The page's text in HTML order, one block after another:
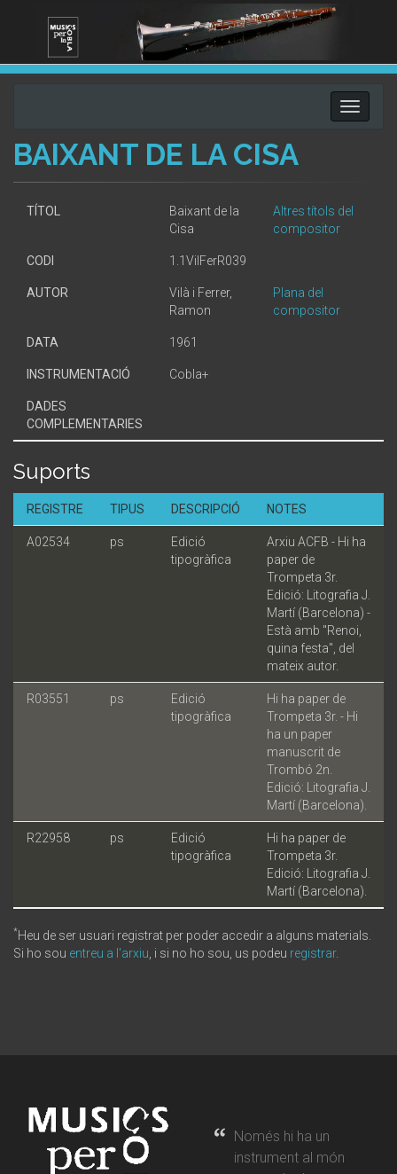
Toggle
BAIXANT DE LA CISA
TÍTOL
Baixant de la
Cisa
Altres títols del
compositor
CODI 1.1VilFerR039
AUTOR
Vilà i Ferrer,
Ramon
Plana del
compositor
DATA 1961
INSTRUMENTACIÓ Cobla+
DADES
COMPLEMENTARIES
Suports
REGISTRE TIPUS DESCRIPCIÓ NOTES
A02534 ps
Edició
tipogràfica
Arxiu ACFB - Hi ha
paper de
Trompeta 3r.
Edició: Litografia J.
Martí (Barcelona) -
Està amb "Renoi,
quina festa", del
mateix autor.
R03551 ps
Edició
tipogràfica
Hi ha paper de
Trompeta 3r. - Hi
ha un paper
manuscrit de
Trombó 2n.
Edició: Litografia J.
Martí (Barcelona).
R22958 ps
Edició
tipogràfica
Hi ha paper de
Trompeta 3r.
Edició: Litografia J.
Martí (Barcelona).
*Heu de ser usuari registrat per poder accedir a alguns materials.
Si ho sou entreu a l'arxiu , i si no ho sou, us podeu registrar.
Només hi ha un
instrument al món